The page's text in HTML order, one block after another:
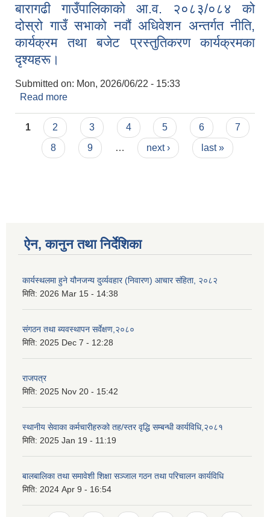
बारागढी गाउँपालिकाको आ.व. २०८३/०८४ को
दोस्रो गाउँ सभाको नवौं अधिवेशन अन्तर्गत नीति,
कार्यक्रम तथा बजेट प्रस्तुतिकरण कार्यक्रमका
दृश्यहरू।
Submitted on: Mon, 2026/06/22 - 15:33
Read more
बजेट प्रस्तुतिकरण कार्यक्रमका दृश्यहरू।
Pages
1 2 3 4 5 6
7
8
9 … next › last »
ऐन, कानुन तथा निर्देशिका
कार्यस्थलमा हुने यौनजन्य दुर्व्यवहार (निवारण) आचार संहिता, २०८२
मिति: 2026 Mar 15 - 14:38
संगठन तथा ब्यवस्थापन सर्वेक्षण,२०८०
मिति: 2025 Dec 7 - 12:28
राजपत्र
मिति: 2025 Nov 20 - 15:42
स्थानीय सेवाका कर्मचारीहरुको तह/स्तर वृद्धि सम्बन्धी कार्यविधि,२०८१
मिति: 2025 Jan 19 - 11:19
बालबालिका तथा समावेशी शिक्षा सञ्जाल गठन तथा परिचालन कार्यविधि
मिति: 2024 Apr 9 - 16:54